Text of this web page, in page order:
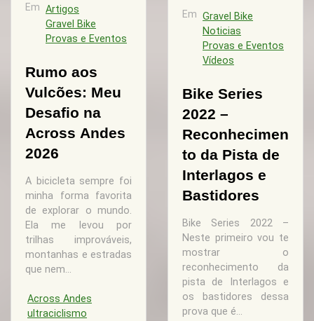
Em Artigos
Gravel Bike
Provas e Eventos
Rumo aos
Vulcões: Meu
Desafio na
Across Andes
2026
A bicicleta sempre foi
minha forma favorita
de explorar o mundo.
Ela me levou por
trilhas improváveis,
montanhas e estradas
que nem...
Across Andes
ultraciclismo
Em Gravel Bike
Noticias
Provas e Eventos
Vídeos
Bike Series
2022 –
Reconhecimen
to da Pista de
Interlagos e
Bastidores
Bike Series 2022 –
Neste primeiro vou te
mostrar o
reconhecimento da
pista de Interlagos e
os bastidores dessa
prova que é...